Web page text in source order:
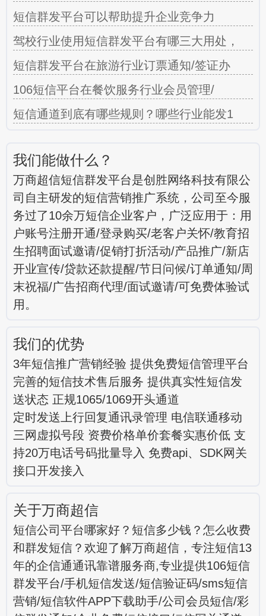
短信群发平台可以帮助提升企业竞争力
驾校行业使用短信群发平台有哪三大用处，
短信群发平台在旅游行业订票通知/签证办
106短信平台在餐饮服务行业会员管理/
短信通道到底有哪些规则？哪些行业能发1
我们能做什么？
万商超信短信群发平台是创胜网络科技有限公
司自主研发的短信营销推广系统，公司至今服
务过了10余万短信企业客户，广泛应用于：用
户账号注册开通/登录购买/老客户关怀/教育招
生招聘面试邀请/促销打折活动/产品推广/新店
开业宣传/贷款还款提醒/节日问候/订单通知/周
末祝福/广告招商代理/面试邀请/可免费体验试
用。
我们的优势
3年短信推广营销经验 提供免费短信管理平台
完善的短信技术售后服务 提供真实性短信发
送状态 正规1065/1069开头通道
定时发送上行回复通讯录管理 电信联通移动
三网虚拟号段 资费价格单价套餐实惠价低 支
持20万电话号码批量导入 免费api、SDK网关
接口开发接入
关于万商超信
短信公司平台哪家好？短信多少钱？怎么收费
和群发短信？欢迎了解万商超信，专注短信13
年的企信通通讯靠谱服务商,专业提供106短信
群发平台/手机短信发送/短信验证码/sms短信
营销/短信软件APP下载助手/公司会员短信/彩